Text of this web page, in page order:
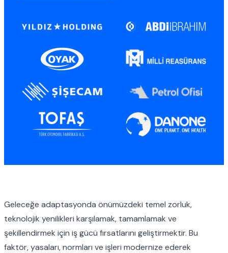
Geleceğe adaptasyonda önümüzdeki temel zorluk,
teknolojik yenilikleri karşılamak, tamamlamak ve
şekillendirmek için iş gücü fırsatlarını geliştirmektir. Bu
faktör, yasaları, normları ve işleri modernize ederek